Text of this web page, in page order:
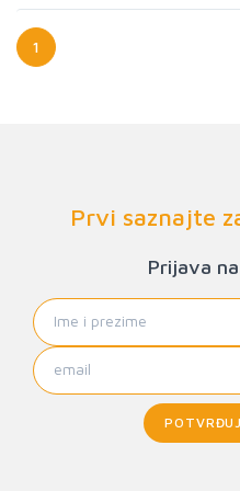
1
Prvi saznajte
Prijava